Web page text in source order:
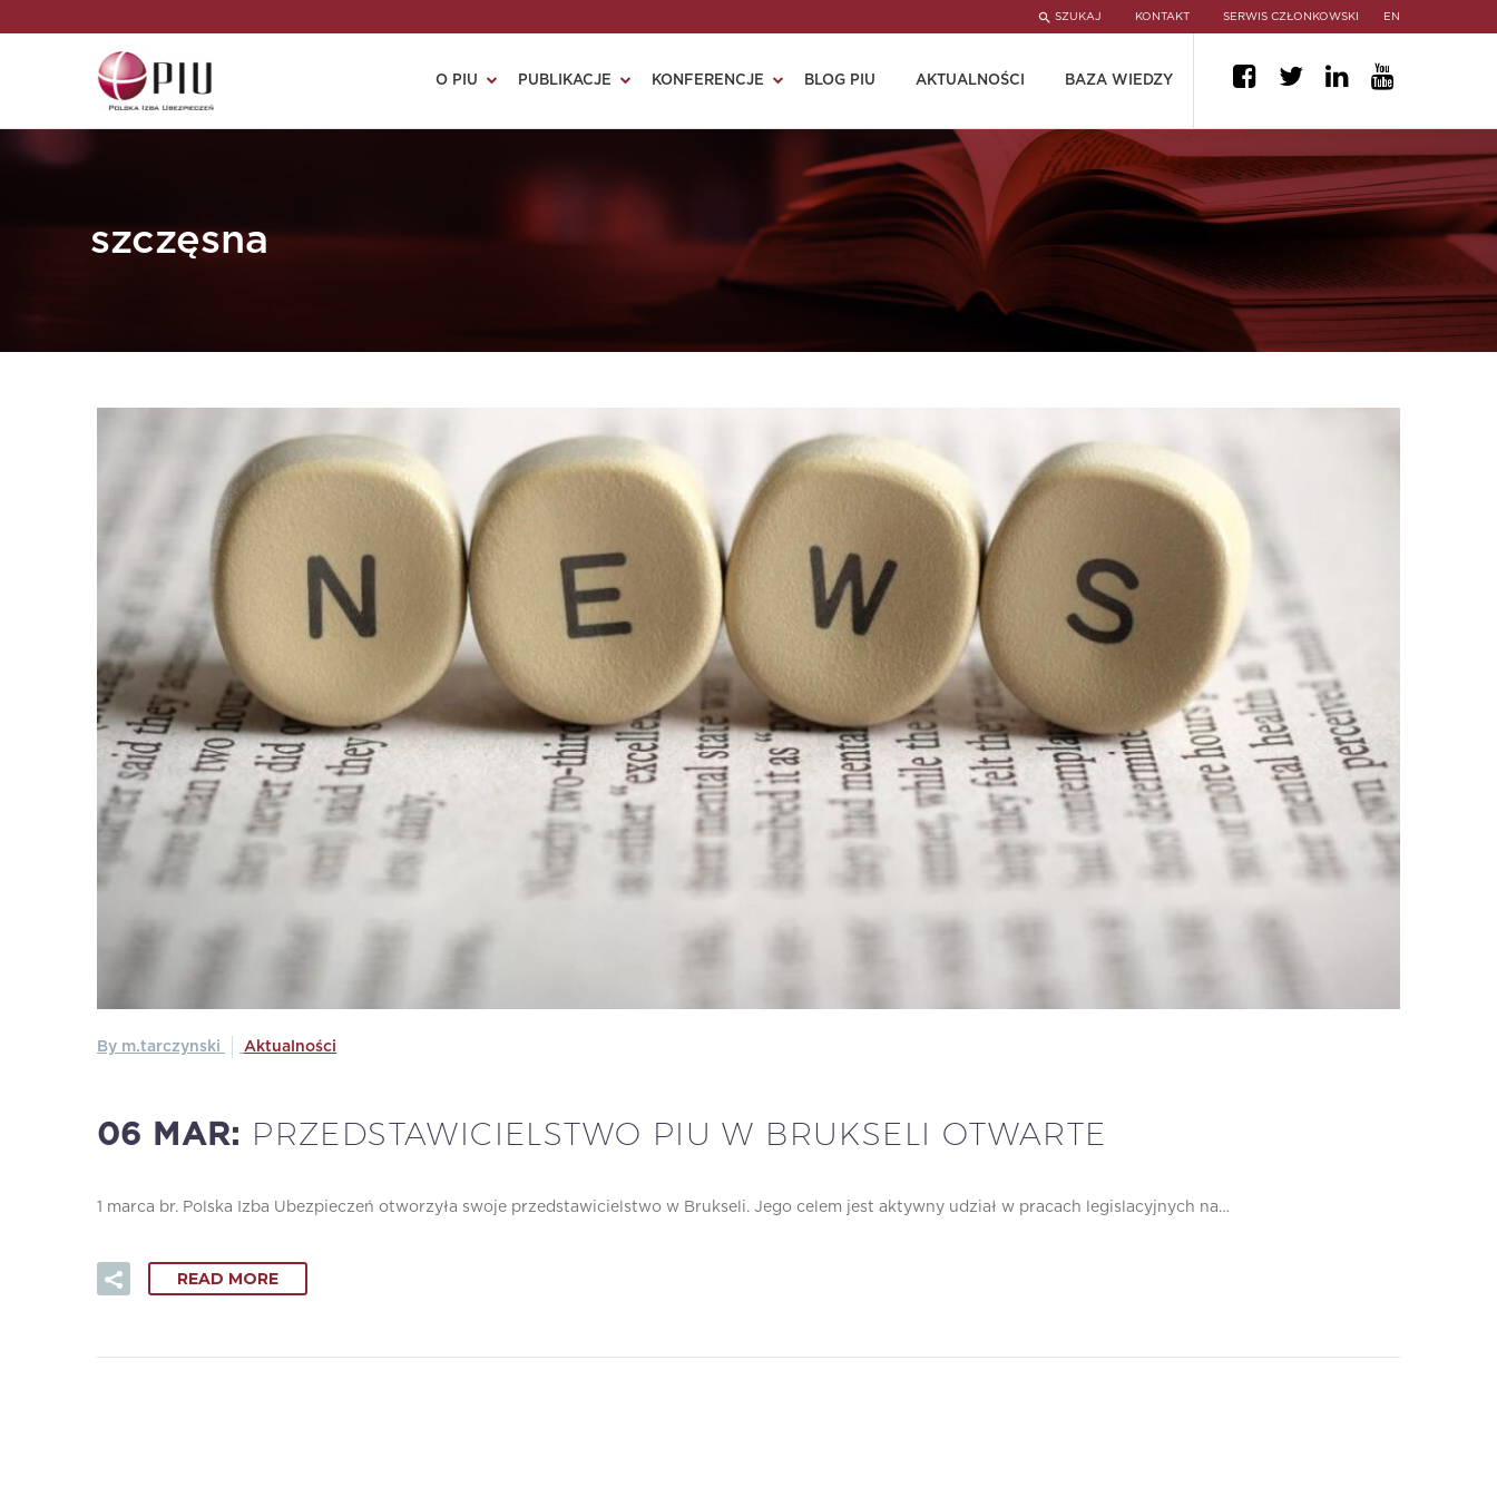
SZUKAJ KONTAKT SERWIS CZŁONKOWSKI EN
O PIU PUBLIKACJE KONFERENCJE BLOG PIU AKTUALNOŚCI BAZA WIEDZY
szczęsna
By m.tarczynski Aktualności
06 MAR: PRZEDSTAWICIELSTWO PIU W BRUKSELI OTWARTE
1 marca br. Polska Izba Ubezpieczeń otworzyła swoje przedstawicielstwo w Brukseli. Jego celem jest aktywny udział w pracach legislacyjnych na…
READ MORE